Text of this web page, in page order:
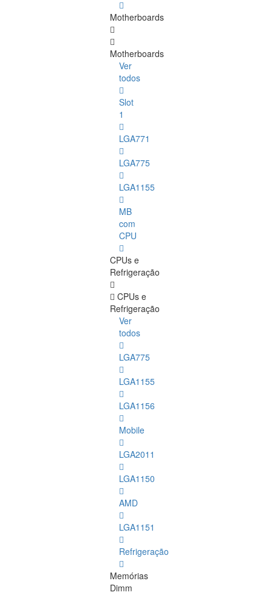
Motherboards
Motherboards
Ver
todos
Slot
1
LGA771
LGA775
LGA1155
MB
com
CPU
CPUs e
Refrigeração
CPUs e
Refrigeração
Ver
todos
LGA775
LGA1155
LGA1156
Mobile
LGA2011
LGA1150
AMD
LGA1151
Refrigeração
Memórias
Dimm